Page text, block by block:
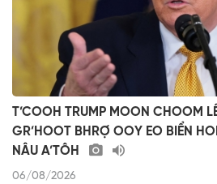
T’COOH TRUMP MOON CHOOM
GR’HOOT BHRỢ OOY EO BIỂN
NÂU A’TÔH
06/08/2026